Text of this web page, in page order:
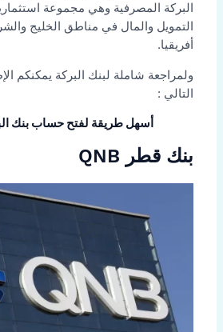
البركة المصرفية وهي مجموعة
التمويل والمال في مناطق الخليج
أفريقيا.
ولمراجعة شاملة لبنك البركة يمكنكم
التالي :
أسهل طريقة لفتح حساب بنك
بنك قطر QNB